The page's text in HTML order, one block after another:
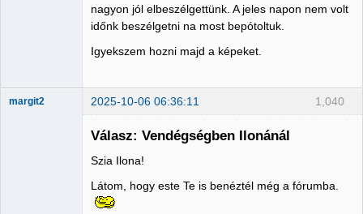
nagyon jól elbeszélgettünk. A jeles napon nem volt
időnk beszélgetni na most bepótoltuk.
Igyekszem hozni majd a képeket.
1,040
margit2 2025-10-06 06:36:11
Válasz: Vendégségben Ilonánál
Szia Ilona!
Látom, hogy este Te is benéztél még a fórumba.